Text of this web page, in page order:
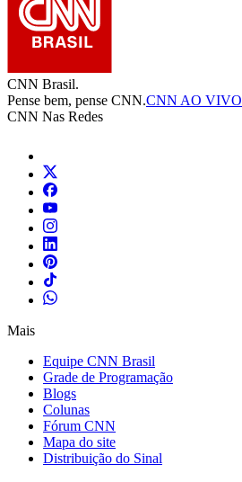
CNN Brasil.
Pense bem, pense CNN.CNN AO VIVO
CNN Nas Redes
Mais
Equipe CNN Brasil
Grade de Programação
Blogs
Colunas
Fórum CNN
Mapa do site
Distribuição do Sinal